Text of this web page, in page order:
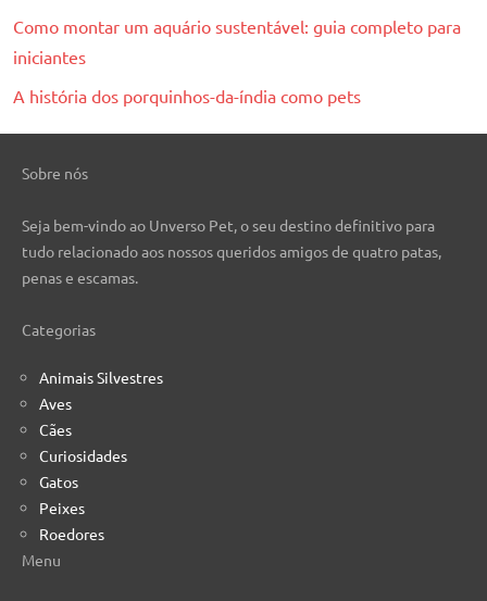
Como montar um aquário sustentável: guia completo para
iniciantes
A história dos porquinhos-da-índia como pets
Sobre nós
Seja bem-vindo ao Unverso Pet, o seu destino definitivo para
tudo relacionado aos nossos queridos amigos de quatro patas,
penas e escamas.
Categorias
Animais Silvestres
Aves
Cães
Curiosidades
Gatos
Peixes
Roedores
Menu